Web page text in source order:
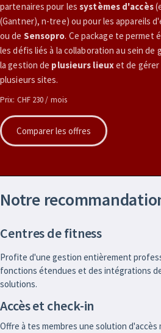
partenaires pour lessystèmes d'accès
(Gantner), n-tree) ou pour les appareils
ou de Sensopro. Ce package te permet
les défis liés à la collaboration au sein de
la gestion de plusieurs lieuxet de gérer
plusieurs sites.
Prix: CHF 230 / mois
Comparer les offres
Notre
Centres de fitness
Profite d'une gestion entièrement
fonctions étendues et des intégrations
solutions.
Accès et check-in
Offre à tes membres une solution d'accès